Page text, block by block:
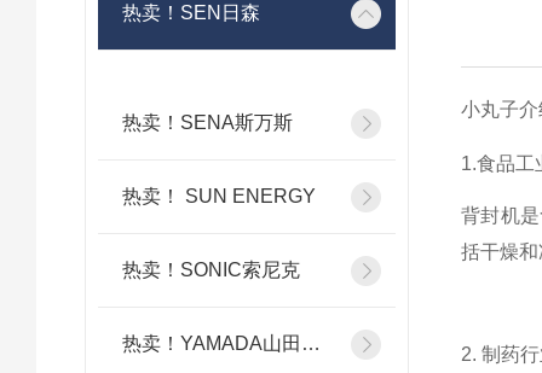
热卖！SEN日森
热卖！SENA斯万斯
热卖！ SUN ENERGY
热卖！SONIC索尼克
热卖！YAMADA山田光学
小丸子
1.食品工
背封机
括干燥
2. 制药